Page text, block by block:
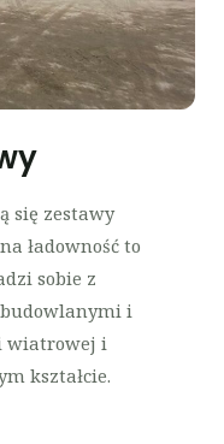
się zestawy
ładowność to
sobie z
i
wiatrowej i
kształcie.